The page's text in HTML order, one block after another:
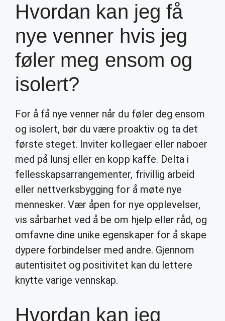
Hvordan kan jeg få
nye venner hvis jeg
føler meg ensom og
isolert?
For å få nye venner når du føler deg ensom
og isolert, bør du være proaktiv og ta det
første steget. Inviter kollegaer eller naboer
med på lunsj eller en kopp kaffe. Delta i
fellesskapsarrangementer, frivillig arbeid
eller nettverksbygging for å møte nye
mennesker. Vær åpen for nye opplevelser,
vis sårbarhet ved å be om hjelp eller råd, og
omfavne dine unike egenskaper for å skape
dypere forbindelser med andre. Gjennom
autentisitet og positivitet kan du lettere
knytte varige vennskap.
Hvordan kan jeg